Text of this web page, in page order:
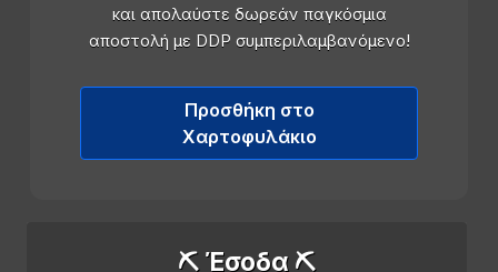
και απολαύστε δωρεάν παγκόσμια
αποστολή με DDP συμπεριλαμβανόμενο!
Προσθήκη στο
Χαρτοφυλάκιο
⛏️ Έσοδα ⛏️